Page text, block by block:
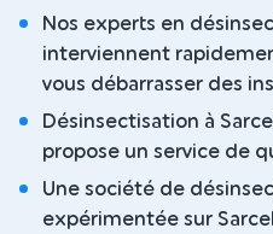
Nos experts en
interviennent
vous débarrasser des
Désinsectisation à
propose un service de
Une société de
expérimentée sur